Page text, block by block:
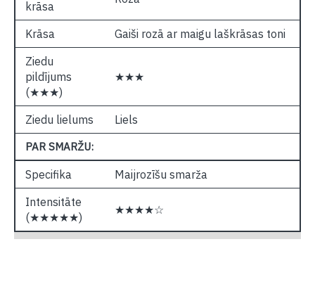
krāsa
Krāsa
Gaiši rozā ar maigu laškrāsas toni
Ziedu
pildījums
(★★★)
★★★
Ziedu lielums Liels
PAR SMARŽU:
Specifika
Maijrozīšu smarža
Intensitāte
(★★★★★)
★★★★☆